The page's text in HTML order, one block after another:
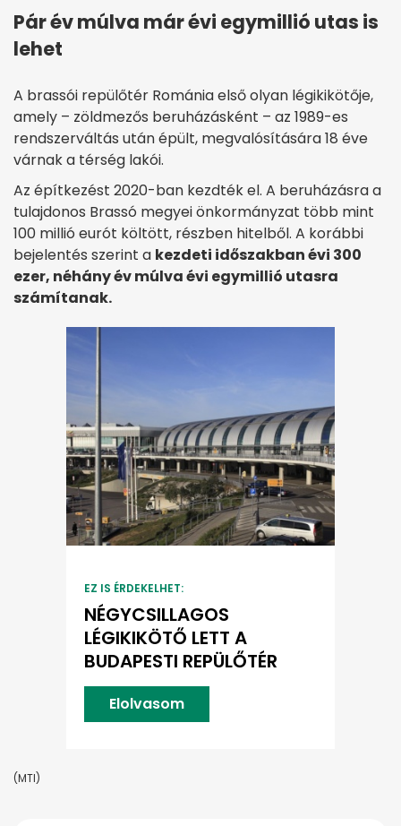
Pár év múlva már évi egymillió utas is
lehet
A brassói repülőtér Románia első olyan légikikötője,
amely – zöldmezős beruházásként – az 1989-es
rendszerváltás után épült, megvalósítására 18 éve
várnak a térség lakói.
Az építkezést 2020-ban kezdték el. A beruházásra a
tulajdonos Brassó megyei önkormányzat több mint
100 millió eurót költött, részben hitelből. A korábbi
bejelentés szerint a kezdeti időszakban évi 300
ezer, néhány év múlva évi egymillió utasra
számítanak.
EZ IS ÉRDEKELHET:
NÉGYCSILLAGOS
LÉGIKIKÖTŐ LETT A
BUDAPESTI REPÜLŐTÉR
Elolvasom
(MTI)